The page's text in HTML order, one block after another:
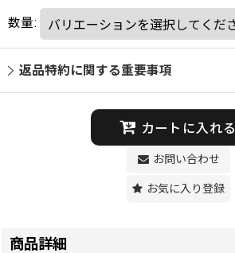
数量:
返品特約に関する重要事項
カートに入れる
お問い合わせ
お気に入り登録
商品詳細